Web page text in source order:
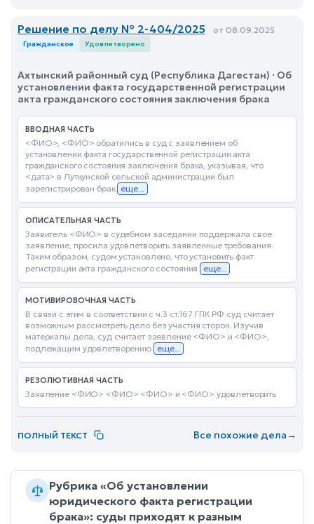
Решение по делу № 2-404/2025 от 08.09.2025
Гражданское Удовлетворено
Ахтынский районный суд (Республика Дагестан) · Об
установлении факта государственной регистрации
акта гражданского состояния заключения брака
ВВОДНАЯ ЧАСТЬ
<ФИО>, <ФИО> обратились в суд с заявлением об
установлении факта государственной регистрации акта
гражданского состояния заключения брака, указывая, что
<дата> в Луткунской сельской администрации был
зарегистрирован брак еще...
ОПИСАТЕЛЬНАЯ ЧАСТЬ
Заявитель <ФИО> в судебном заседании поддержала свое
заявление, просила удовлетворить заявленные требования.
Таким образом, судом установлено, что установить факт
регистрации акта гражданского состояния еще...
МОТИВИРОВОЧНАЯ ЧАСТЬ
В связи с этим в соответствии с ч.3 ст.167 ГПК РФ суд считает
возможным рассмотреть дело без участия сторон. Изучив
материалы дела, суд считает заявление <ФИО> и <ФИО>,
подлежащим удовлетворению еще...
РЕЗОЛЮТИВНАЯ ЧАСТЬ
Заявление <ФИО> <ФИО> <ФИО> и <ФИО> удовлетворить
ПОЛНЫЙ ТЕКСТ Все похожие дела→
Рубрика «Об установлении
юридического факта регистрации
брака»: суды приходят к разным